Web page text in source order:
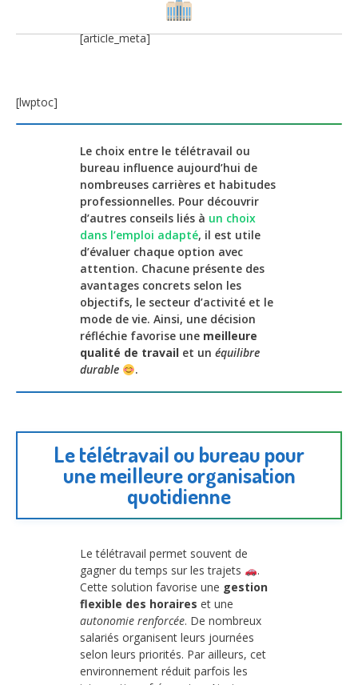
[article_meta]
[lwptoc]
Le choix entre le télétravail ou
bureau influence aujourd’hui de
nombreuses carrières et habitudes
professionnelles. Pour découvrir
d’autres conseils liés à un choix
dans l’emploi adapté, il est utile
d’évaluer chaque option avec
attention. Chacune présente des
avantages concrets selon les
objectifs, le secteur d’activité et le
mode de vie. Ainsi, une décision
réfléchie favorise une meilleure
qualité de travail et un équilibre
durable
.
Le télétravail ou bureau pour
une meilleure organisation
quotidienne
Le télétravail permet souvent de
gagner du temps sur les trajets
.
Cette solution favorise une gestion
flexible des horaires et une
autonomie renforcée. De nombreux
salariés organisent leurs journées
selon leurs priorités. Par ailleurs, cet
environnement réduit parfois les